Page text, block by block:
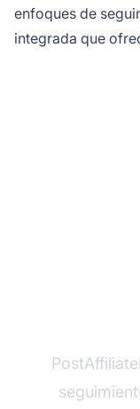
enfoques de
integrada que